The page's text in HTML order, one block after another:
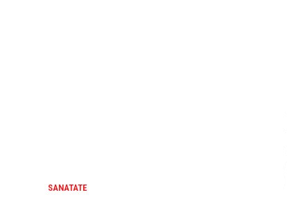
SANATATE